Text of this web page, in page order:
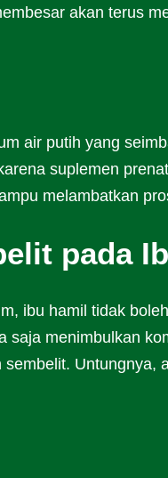
akan terus
air putih yang
suplemen
melambatkan
pada
ibu hamil tidak
menimbulkan
Untungnya,